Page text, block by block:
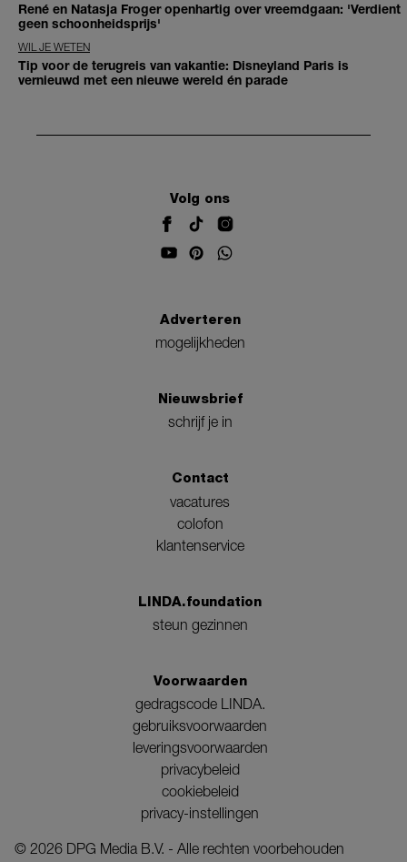
René en Natasja Froger openhartig over vreemdgaan: 'Verdient
geen schoonheidsprijs'
WIL JE WETEN
Tip voor de terugreis van vakantie: Disneyland Paris is
vernieuwd met een nieuwe wereld én parade
Volg ons
Adverteren
mogelijkheden
Nieuwsbrief
schrijf je in
Contact
vacatures
colofon
klantenservice
LINDA.foundation
steun gezinnen
Voorwaarden
gedragscode LINDA.
gebruiksvoorwaarden
leveringsvoorwaarden
privacybeleid
cookiebeleid
privacy-instellingen
© 2026 DPG Media B.V. - Alle rechten voorbehouden